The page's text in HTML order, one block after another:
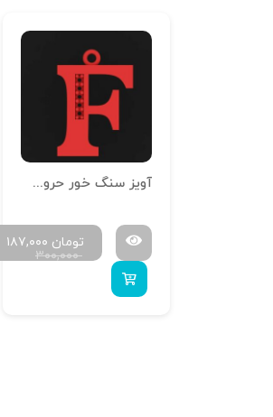
آویز سنگ خور حروف سایز کوچک H-MAYA-S-06
۳۰۰,۰۰۰
۱۸۷,۰۰۰ تومان